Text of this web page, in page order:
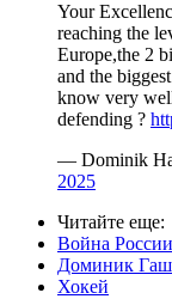
Your
reaching the
Europe,the 2
and the
know very
defending ?
— Dominik
2025
Читайте еще:
Война
Доминик
Хокей